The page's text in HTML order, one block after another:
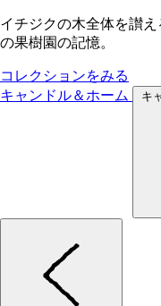
イチジクの木全体を讃
の果樹園の記憶。
コレクションをみる
キャンドル＆ホーム
キ